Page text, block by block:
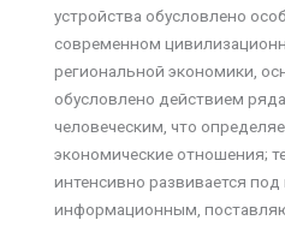
устройства обусловлено
современном
региональной экономики,
обусловлено действием
человеческим, что
экономические отношения;
интенсивно развивается
информационным,